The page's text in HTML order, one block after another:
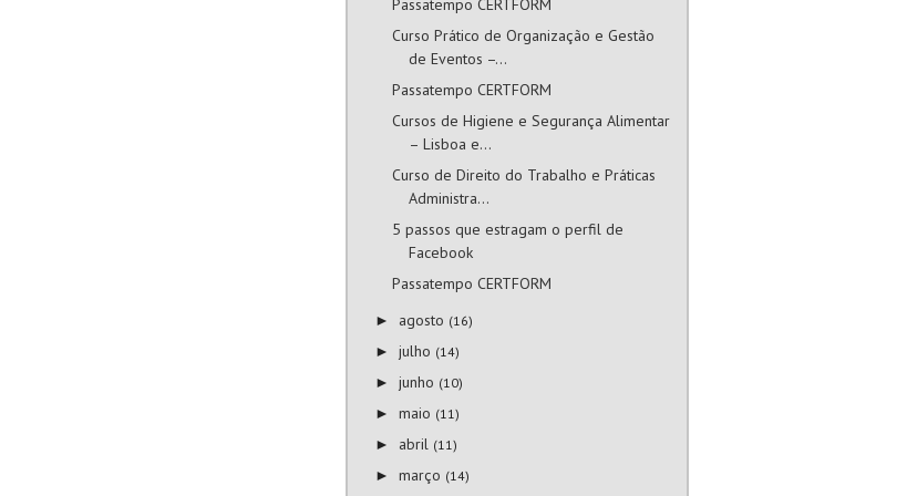
Passatempo CERTFORM
Curso Prático de Organização e Gestão
de Eventos –...
Passatempo CERTFORM
Cursos de Higiene e Segurança Alimentar
– Lisboa e...
Curso de Direito do Trabalho e Práticas
Administra...
5 passos que estragam o perfil de
Facebook
Passatempo CERTFORM
► agosto (16)
►julho (14)
►junho (10)
►maio (11)
► abril (11)
►março (14)